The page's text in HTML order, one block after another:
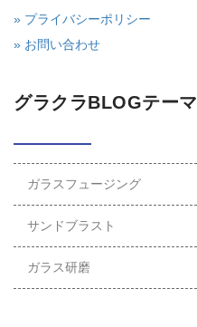
» プライバシーポリシー
» お問い合わせ
グラクラBLOGテーマ
ガラスフュージング
サンドブラスト
ガラス研磨